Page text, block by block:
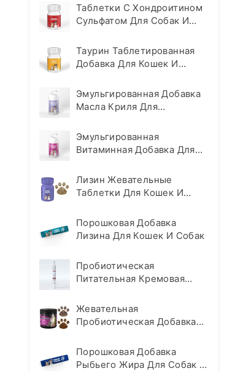
Таблетки С Хондроитином
Сульфатом Для Собак И
Таурин Таблетированная
Добавка Для Кошек И
Эмульгированная Добавка
Масла Криля Для
Эмульгированная
Витаминная Добавка Для
Лизин Жевательные
Таблетки Для Кошек И
Порошковая Добавка
Лизина Для Кошек И Собак
Пробиотическая
Питательная Кремовая
Кошек
Жевательная
Пробиотическая Добавка
Порошковая Добавка
Рыбьего Жира Для Собак И